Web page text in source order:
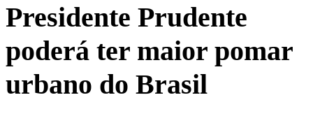
Presidente Prudente
poderá ter maior pomar
urbano do Brasil